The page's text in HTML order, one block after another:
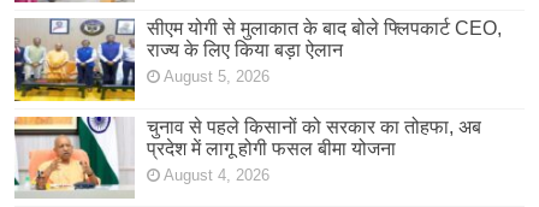
सीएम योगी से मुलाकात के बाद बोले फ्लिपकार्ट CEO,
राज्य के लिए किया बड़ा ऐलान
August 5, 2026
चुनाव से पहले किसानों को सरकार का तोहफा, अब
प्रदेश में लागू होगी फसल बीमा योजना
August 4, 2026